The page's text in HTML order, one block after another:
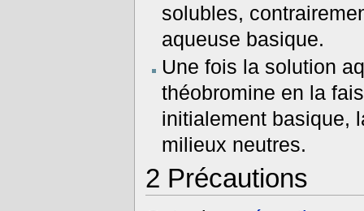
solubles,
aqueuse basique.
Une fois la solution
théobromine en la
initialement basique,
milieux neutres.
2 Précautions